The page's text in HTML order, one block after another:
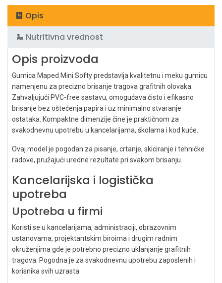
Opis
Nutritivna vrednost
Opis proizvoda
Gumica Maped Mini Softy predstavlja kvalitetnu i meku gumicu
namenjenu za precizno brisanje tragova grafitnih olovaka.
Zahvaljujući PVC-free sastavu, omogućava čisto i efikasno
brisanje bez oštećenja papira i uz minimalno stvaranje
ostataka. Kompaktne dimenzije čine je praktičnom za
svakodnevnu upotrebu u kancelarijama, školama i kod kuće.
Ovaj model je pogodan za pisanje, crtanje, skiciranje i tehničke
radove, pružajući uredne rezultate pri svakom brisanju.
Kancelarijska i logistička
upotreba
Upotreba u firmi
Koristi se u kancelarijama, administraciji, obrazovnim
ustanovama, projektantskim biroima i drugim radnim
okruženjima gde je potrebno precizno uklanjanje grafitnih
tragova. Pogodna je za svakodnevnu upotrebu zaposlenih i
korisnika svih uzrasta.